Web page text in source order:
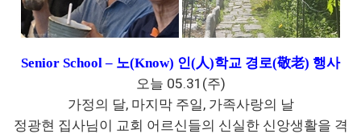
Senior School– 노(Know) 인(人)학교 경로(敬老) 행사
오늘 05.31(주)
가정의 달, 마지막 주일, 가족사랑의 날
정광현 집사님이 교회 어르신들의 신실한 신앙생활을 격